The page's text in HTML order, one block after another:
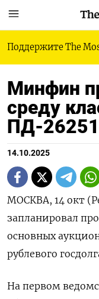
Поддержите The
Минфин
среду
ПД-
14.10.2025
МОСКВА, 14 окт
запланировал
основных
рублевого
На первом